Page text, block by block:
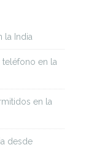
la India
en la
en la
desde